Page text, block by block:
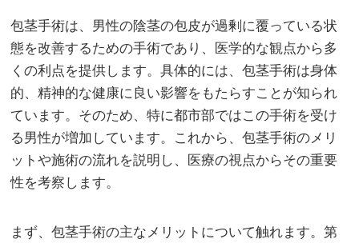
包茎手術は、男性の陰茎の包皮が過剰に覆っている状
態を改善するための手術であり、医学的な観点から多
くの利点を提供します。具体的には、包茎手術は身体
的、精神的な健康に良い影響をもたらすことが知られ
ています。そのため、特に都市部ではこの手術を受け
る男性が増加しています。これから、包茎手術のメリ
ットや施術の流れを説明し、医療の視点からその重要
性を考察します。
まず、包茎手術の主なメリットについて触れます。第